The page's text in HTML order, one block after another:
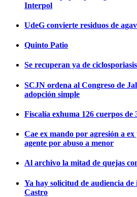
Interpol
UdeG convierte residuos de
Quinto Patio
Se recuperan ya de ciclosporiasis
SCJN ordena al Congreso de
adopción simple
Fiscalía exhuma 126 cuerpos de
Cae ex mando por agresión a
agente por abuso a menor
Al archivo la mitad de quejas
Ya hay solicitud de audiencia
Castro